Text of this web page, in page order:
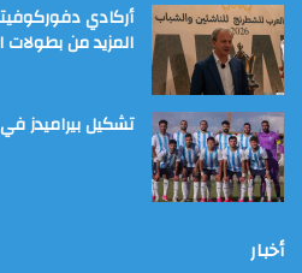
أركادي
المزيد من بطولات
تشكيل بيراميدز
أخبار